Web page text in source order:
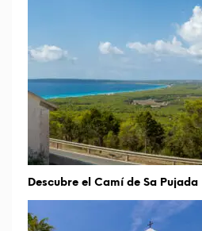
Descubre el Camí de Sa Pujada